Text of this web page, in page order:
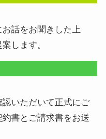
話をお聞きした上
します。
いただいて正式にご
書とご請求書をお送